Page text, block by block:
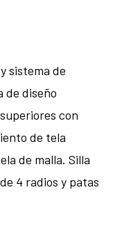
sistema de
de diseño
con
de tela
de malla. Silla
4 radios y patas